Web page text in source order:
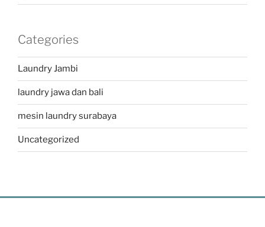
Categories
Laundry Jambi
laundry jawa dan bali
mesin laundry surabaya
Uncategorized